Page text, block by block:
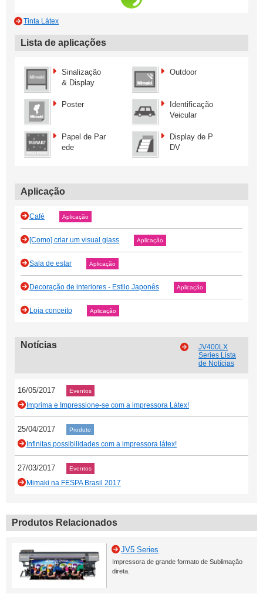
Tinta Látex
Lista de aplicações
Sinalização
& Display
Outdoor
Poster
Identificação
Veicular
Papel de Par
ede
Display de P
DV
Aplicação
Café Aplicação
[Como] criar um visual glass Aplicação
Sala de estar Aplicação
Decoração de interiores - Estilo Japonês Aplicação
Loja conceito Aplicação
Notícias
JV400LX
Series Lista
de Notícias
16/05/2017 Eventos
Imprima e Impressione-se com a impressora Látex!
25/04/2017 Produto
Infinitas possibilidades com a impressora látex!
27/03/2017 Eventos
Mimaki na FESPA Brasil 2017
Produtos Relacionados
JV5 Series
Impressora de grande formato de Sublimação
direta.